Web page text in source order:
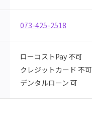
073-425-2518
ローコストPay 不可
クレジットカード 不可
デンタルローン 可